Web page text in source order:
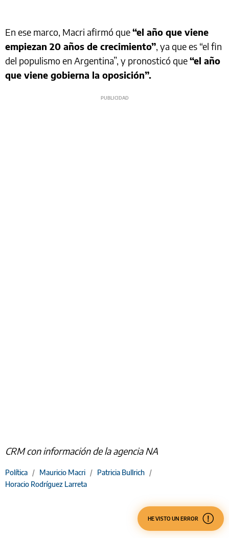
En ese marco, Macri afirmó que“el año que viene
empiezan 20 años de crecimiento”, ya que es “el fin
del populismo en Argentina”, y pronosticó que“el año
que viene gobierna la oposición”.
CRM con información de la agencia NA
Política / Mauricio Macri / Patricia Bullrich /
Horacio Rodríguez Larreta
HE VISTO UN ERROR